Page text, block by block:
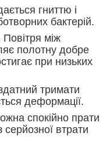
гниттю і
бактерій.
Повітря між
полотну добре
при низьких
тримати
деформації.
спокійно прати
втрати